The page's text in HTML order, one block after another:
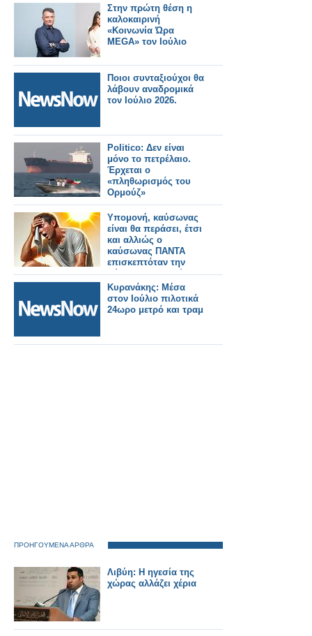
Στην πρώτη θέση η
καλοκαιρινή
«Κοινωνία Ώρα
MEGA» τον Ιούλιο
Ποιοι συνταξιούχοι θα
λάβουν αναδρομικά
τον Ιούλιο 2026.
Politico: Δεν είναι
μόνο το πετρέλαιο.
Έρχεται ο
«πληθωρισμός του
Ορμούζ»
Υπομονή, καύσωνας
είναι θα περάσει, έτσι
και αλλιώς ο
καύσωνας ΠΑΝΤΑ
επισκεπτόταν την
χώρα μας τον Ιούλιο
μήνα
Κυρανάκης: Μέσα
στον Ιούλιο πιλοτικά
24ωρο μετρό και τραμ
ΠΡΟΗΓΟΥΜΕΝΑ ΑΡΘΡΑ
Λιβύη: Η ηγεσία της
χώρας αλλάζει χέρια